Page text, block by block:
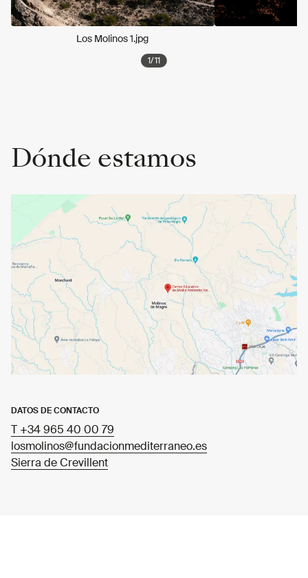
Los Molinos 1.jpg
1/11
Dónde estamos
DATOS DE CONTACTO
T +34 965 40 00 79
losmolinos@fundacionmediterraneo.es
Sierra de Crevillent